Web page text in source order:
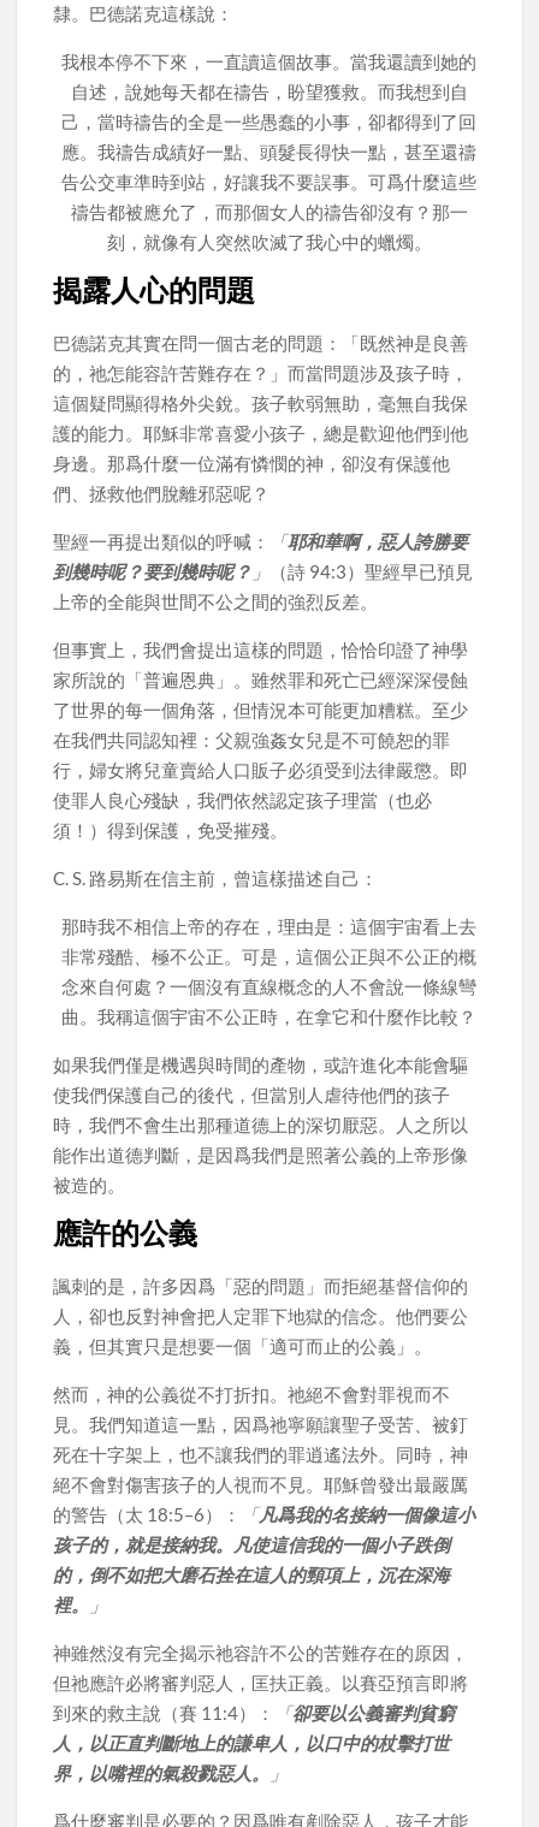
隸。巴德諾克這樣說：
我根本停不下來，一直讀這個故事。當我還讀到她的
自述，說她每天都在禱告，盼望獲救。而我想到自
己，當時禱告的全是一些愚蠢的小事，卻都得到了回
應。我禱告成績好一點、頭髮長得快一點，甚至還禱
告公交車準時到站，好讓我不要誤事。可爲什麼這些
禱告都被應允了，而那個女人的禱告卻沒有？那一
刻，就像有人突然吹滅了我心中的蠟燭。
揭露人心的問題
巴德諾克其實在問一個古老的問題：「既然神是良善
的，祂怎能容許苦難存在？」而當問題涉及孩子時，
這個疑問顯得格外尖銳。孩子軟弱無助，毫無自我保
護的能力。耶穌非常喜愛小孩子，總是歡迎他們到他
身邊。那爲什麼一位滿有憐憫的神，卻沒有保護他
們、拯救他們脫離邪惡呢？
聖經一再提出類似的呼喊： 「耶和華啊，惡人誇勝要
到幾時呢？要到幾時呢？ 」
（詩 94:3）聖經早已預見
上帝的全能與世間不公之間的強烈反差。
但事實上，我們會提出這樣的問題，恰恰印證了神學
家所說的「普遍恩典」。雖然罪和死亡已經深深侵蝕
了世界的每一個角落，但情況本可能更加糟糕。至少
在我們共同認知裡：父親強姦女兒是不可饒恕的罪
行，婦女將兒童賣給人口販子必須受到法律嚴懲。即
使罪人良心殘缺，我們依然認定孩子理當（也必
須！）得到保護，免受摧殘。
C. S. 路易斯在信主前，曾這樣描述自己：
那時我不相信上帝的存在，理由是：這個宇宙看上去
非常殘酷、極不公正。可是，這個公正與不公正的概
念來自何處？一個沒有直線概念的人不會說一條線彎
曲。我稱這個宇宙不公正時，在拿它和什麼作比較？
如果我們僅是機遇與時間的產物，或許進化本能會驅
使我們保護自己的後代，但當別人虐待他們的孩子
時，我們不會生出那種道德上的深切厭惡。人之所以
能作出道德判斷，是因爲我們是照著公義的上帝形像
被造的。
應許的公義
諷刺的是，許多因爲「惡的問題」而拒絕基督信仰的
人，卻也反對神會把人定罪下地獄的信念。他們要公
義，但其實只是想要一個「適可而止的公義」。
然而，神的公義從不打折扣。祂絕不會對罪視而不
見。我們知道這一點，因爲祂寧願讓聖子受苦、被釘
死在十字架上，也不讓我們的罪逍遙法外。同時，神
絕不會對傷害孩子的人視而不見。耶穌曾發出最嚴厲
的警告（太 18:5–6）：
「凡爲我的名接納一個像這小
孩子的，就是接納我。凡使這信我的一個小子跌倒
的，倒不如把大磨石拴在這人的頸項上，沉在深海
裡。
」
神雖然沒有完全揭示祂容許不公的苦難存在的原因，
但祂應許必將審判惡人，匡扶正義。以賽亞預言即將
到來的救主說（賽 11:4）：
「卻要以公義審判貧窮
人，以正直判斷地上的謙卑人，以口中的杖擊打世
界，以嘴裡的氣殺戮惡人。
」
爲什麼審判是必要的？因爲唯有剷除惡人，孩子才能